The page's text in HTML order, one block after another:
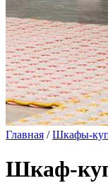
Главная /Шкафы-
Шкаф-